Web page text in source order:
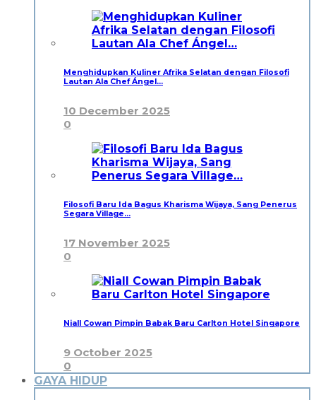
Menghidupkan Kuliner Afrika Selatan dengan Filosofi
Lautan Ala Chef Ángel…
10 December 2025
0
Filosofi Baru Ida Bagus Kharisma Wijaya, Sang Penerus
Segara Village…
17 November 2025
0
Niall Cowan Pimpin Babak Baru Carlton Hotel Singapore
9 October 2025
0
GAYA HIDUP